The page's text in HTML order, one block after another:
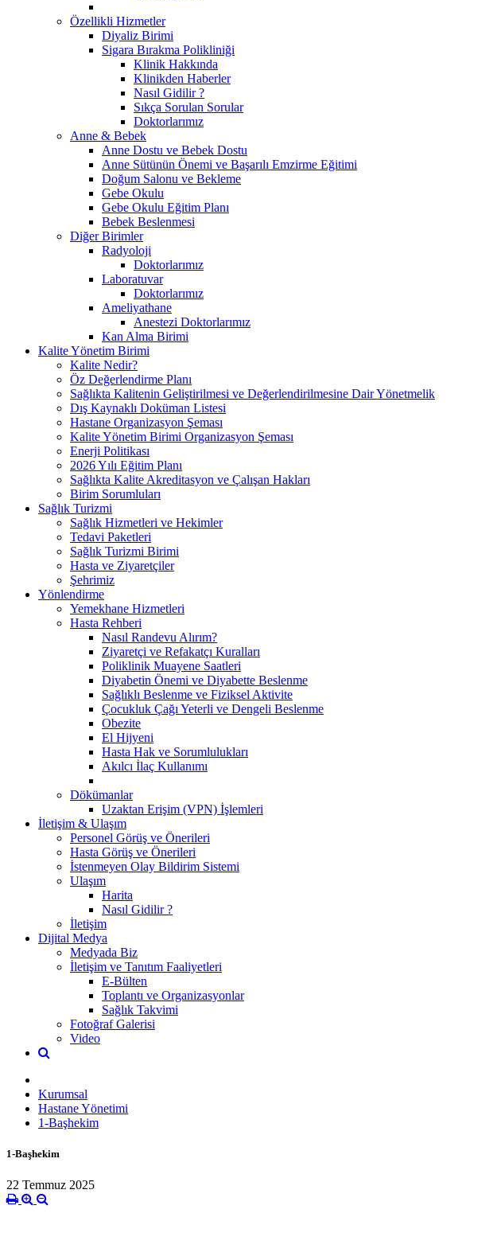
Özellikli Hizmetler
Diyaliz Birimi
Sigara Bırakma Polikliniği
Klinik Hakkında
Klinikden Haberler
Nasıl Gidilir ?
Sıkça Sorulan Sorular
Doktorlarımız
Anne & Bebek
Anne Dostu ve Bebek Dostu
Anne Sütünün Önemi ve Başarılı Emzirme Eğitimi
Doğum Salonu ve Bekleme
Gebe Okulu
Gebe Okulu Eğitim Planı
Bebek Beslenmesi
Diğer Birimler
Radyoloji
Doktorlarımız
Laboratuvar
Doktorlarımız
Ameliyathane
Anestezi Doktorlarımız
Kan Alma Birimi
Kalite Yönetim Birimi
Kalite Nedir?
Öz Değerlendirme Planı
Sağlıkta Kalitenin Geliştirilmesi ve Değerlendirilmesine Dair Yönetmelik
Dış Kaynaklı Doküman Listesi
Hastane Organizasyon Şeması
Kalite Yönetim Birimi Organizasyon Şeması
Enerji Politikası
2026 Yılı Eğitim Planı
Sağlıkta Kalite Akreditasyon ve Çalışan Hakları
Birim Sorumluları
Sağlık Turizmi
Sağlık Hizmetleri ve Hekimler
Tedavi Paketleri
Sağlık Turizmi Birimi
Hasta ve Ziyaretçiler
Şehrimiz
Yönlendirme
Yemekhane Hizmetleri
Hasta Rehberi
Nasıl Randevu Alırım?
Ziyaretçi ve Refakatçı Kuralları
Poliklinik Muayene Saatleri
Diyabetin Önemi ve Diyabette Beslenme
Sağlıklı Beslenme ve Fiziksel Aktivite
Çocukluk Çağı Yeterli ve Dengeli Beslenme
Obezite
El Hijyeni
Hasta Hak ve Sorumlulukları
Akılcı İlaç Kullanımı
Dökümanlar
Uzaktan Erişim (VPN) İşlemleri
İletişim & Ulaşım
Personel Görüş ve Önerileri
Hasta Görüş ve Önerileri
İstenmeyen Olay Bildirim Sistemi
Ulaşım
Harita
Nasıl Gidilir ?
İletişim
Dijital Medya
Medyada Biz
İletişim ve Tanıtım Faaliyetleri
E-Bülten
Toplantı ve Organizasyonlar
Sağlık Takvimi
Fotoğraf Galerisi
Video
Kurumsal
Hastane Yönetimi
1-Başhekim
1-Başhekim
22 Temmuz 2025